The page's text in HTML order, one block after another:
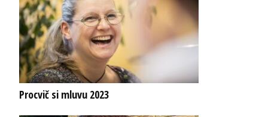
Procvič si mluvu 2023